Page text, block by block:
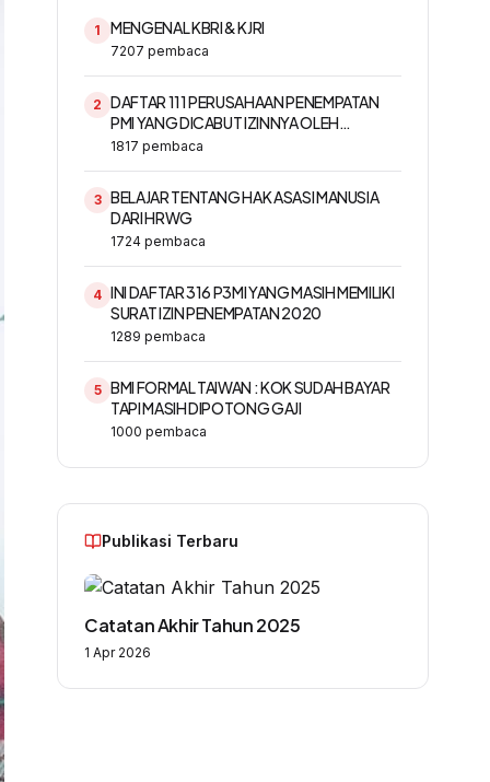
1 MENGENAL KBRI & KJRI
7207 pembaca
2 DAFTAR 111 PERUSAHAAN PENEMPATAN
PMI YANG DICABUT IZINNYA OLEH
KEMNAKER
1817 pembaca
3 BELAJAR TENTANG HAK ASASI MANUSIA
DARI HRWG
1724 pembaca
4 INI DAFTAR 316 P3MI YANG MASIH MEMILIKI
SURAT IZIN PENEMPATAN 2020
1289 pembaca
5 BMI FORMAL TAIWAN : KOK SUDAH BAYAR
TAPI MASIH DIPOTONG GAJI
1000 pembaca
Publikasi Terbaru
Catatan Akhir Tahun 2025
1 Apr 2026